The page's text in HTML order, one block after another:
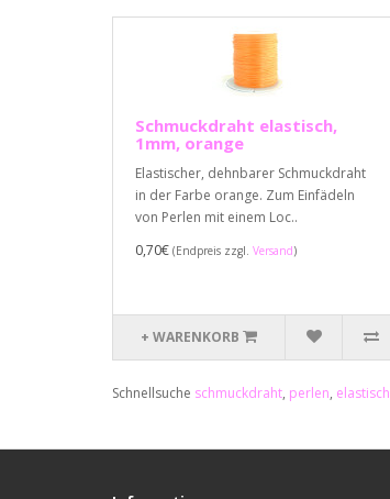
Schmuckdraht elastisch,
1mm, orange
Elastischer, dehnbarer Schmuckdraht
in der Farbe orange. Zum Einfädeln
von Perlen mit einem Loc..
0,70€ (Endpreis zzgl. Versand)
+ WARENKORB
Schnellsuche schmuckdraht, perlen, elastisch